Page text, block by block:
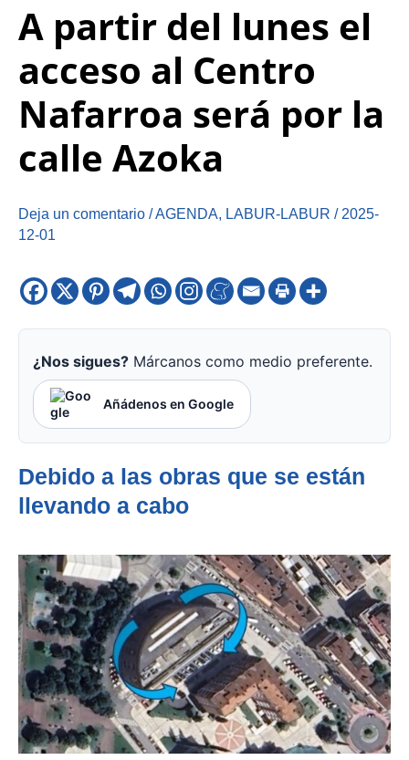
A partir del lunes el
acceso al Centro
Nafarroa será por la
calle Azoka
Deja un comentario /AGENDA, LABUR-LABUR / 2025-
12-01
¿Nos sigues? Márcanos como medio preferente.
Añádenos en Google
Debido a las obras que se están
llevando a cabo